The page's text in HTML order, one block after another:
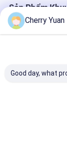
Sản Phẩm
Cherry Yuan
Good day, what